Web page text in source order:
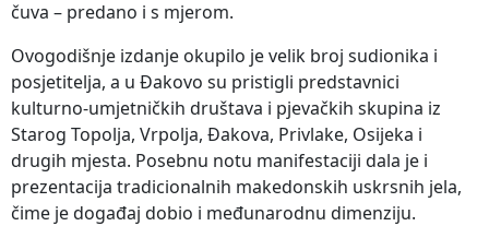
čuva – predano i s mjerom.
Ovogodišnje izdanje okupilo je velik broj sudionika i
posjetitelja, a u Đakovo su pristigli predstavnici
kulturno-umjetničkih društava i pjevačkih skupina iz
Starog Topolja, Vrpolja, Đakova, Privlake, Osijeka i
drugih mjesta. Posebnu notu manifestaciji dala je i
prezentacija tradicionalnih makedonskih uskrsnih jela,
čime je događaj dobio i međunarodnu dimenziju.